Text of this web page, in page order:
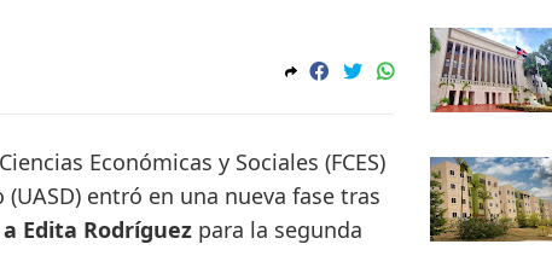
Económicas y Sociales (FCES)
entró en una nueva fase tras
Edita Rodríguez para la segunda